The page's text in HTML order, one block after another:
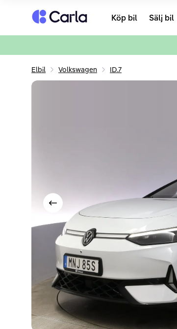
Tillbaka till startsidan Köp bil Sälj bil
Elbil Volkswagen ID.7
Visa föregående bild